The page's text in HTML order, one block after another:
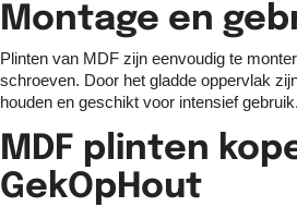
Montage en
Plinten van MDF zijn eenvoudig te
schroeven. Door het gladde oppervlak
houden en geschikt voor intensief gebruik.
MDF plinten
GekOpHout